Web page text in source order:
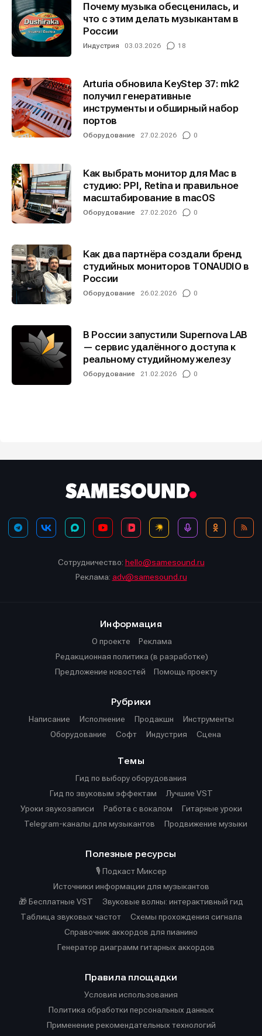
Почему музыка обесценилась, и
что с этим делать музыкантам в
России
Индустрия 03.03.2026 18
Arturia обновила KeyStep 37: mk2
получил генеративные
инструменты и обширный набор
портов
Оборудование 27.02.2026 0
Как выбрать монитор для Mac в
студию: PPI, Retina и правильное
масштабирование в macOS
Оборудование 27.02.2026 0
Как два партнёра создали бренд
студийных мониторов TONAUDIO в
России
Оборудование 26.02.2026 0
В России запустили Supernova LAB
— сервис удалённого доступа к
реальному студийному железу
Оборудование 21.02.2026 0
Сотрудничество: hello@samesound.ru
Реклама: adv@samesound.ru
Информация
О проекте
Реклама
Редакционная политика (в разработке)
Предложение новостей
Помощь проекту
Рубрики
Написание
Исполнение Продакшн
Инструменты
Оборудование
Софт Индустрия Сцена
Темы
Гид по выбору оборудования
Гид по звуковым эффектам
Лучшие VST
Уроки звукозаписи
Работа с вокалом
Гитарные уроки
Telegram-каналы для музыкантов
Продвижение музыки
Полезные ресурсы
🎙️ Подкаст Миксер
Источники информации для музыкантов
🎁 Бесплатные VST
Звуковые волны: интерактивный гид
Таблица звуковых частот
Cхемы прохождения сигнала
Справочник аккордов для пианино
Генератор диаграмм гитарных аккордов
Правила площадки
Условия использования
Политика обработки персональных данных
Применение рекомендательных технологий